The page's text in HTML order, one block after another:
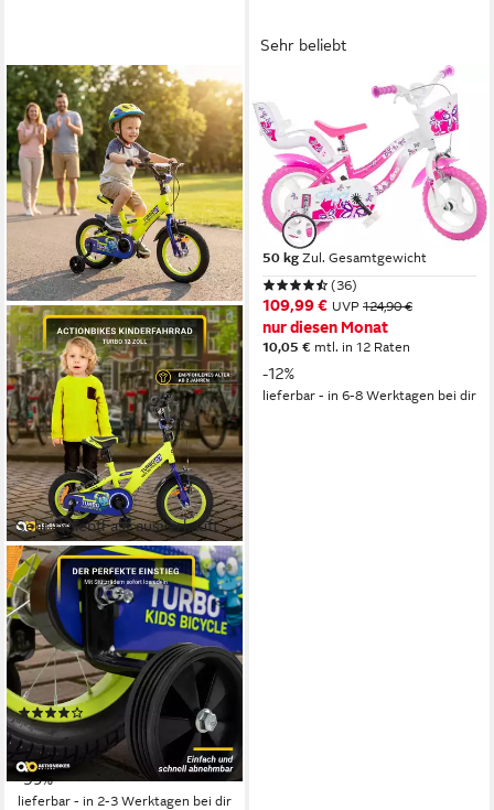
Sehr beliebtFast ausverkauft
ACTIONBIKES MOTORS
Kinderfahrrad Kinder Fahrrad
Turbo mit Stützräder
1 Gänge
35 kg Zul. Gesamtgewicht
Stahl Rahmen
(29)
ab 109,99 €
269,99 €
10,05 €
mtl. in 12 Raten
-59%
lieferbar - in 2-3 Werktagen bei dir
Sehr beliebt
Kinderfahrrad 12" Flappy
Kinderfahrrad Mädchen
stabiler Stahl-Rahmen
Stützräder
22 cm Rahmenhöhe
Gänge
50 kg Zul. Gesamtgewicht
(36)
109,99 € UVP 124,90 €
nur diesen Monat
10,05 € mtl. in 12 Raten
-12%
lieferbar - in 6-8 Werktagen bei dir